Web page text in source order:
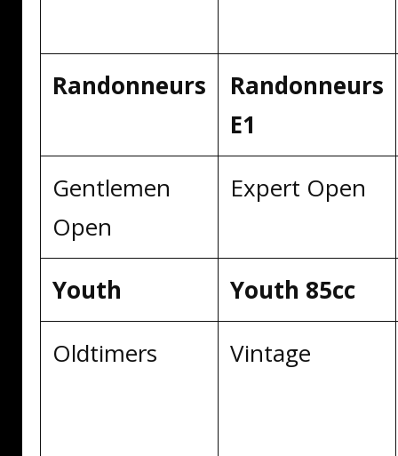
Randonneurs
Randonneurs
E1
Gentlemen
Open
Expert Open
Youth
Youth 85cc
Oldtimers
Vintage